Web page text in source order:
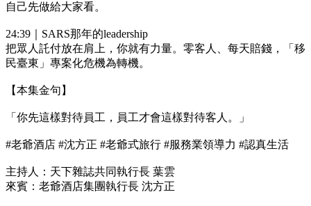
自己先做給大家看。
24:39｜SARS那年的leadership
把眾人託付放在肩上，你就有力量。零客人、每天賠錢，「移
民臺東」專案化危機為轉機。
【本集金句】
「你先這樣對待員工，員工才會這樣對待客人。」
#老爺酒店 #沈方正 #老爺式旅行 #服務業領導力 #認真生活
主持人：天下雜誌共同執行長 葉雲
來賓：老爺酒店集團執行長 沈方正